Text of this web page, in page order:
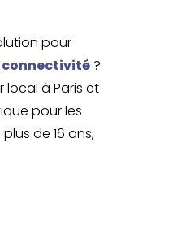
pour
connectivité?
local à Paris et
pour les
de 16 ans,